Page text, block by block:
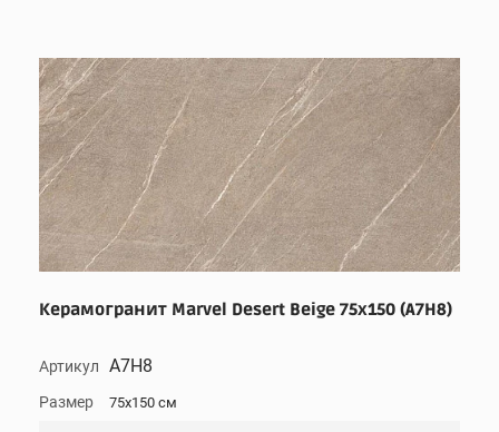
Керамогранит Marvel Desert Beige 75x150 (A7H8)
Артикул A7H8
Размер 75x150 см